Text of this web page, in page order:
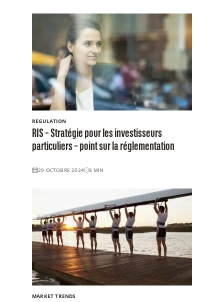
REGULATION
RIS – Stratégie pour les investisseurs
particuliers – point sur la réglementation
29 OCTOBRE 2024 8 MIN
MARKET TRENDS